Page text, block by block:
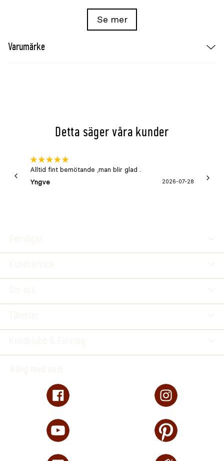
Gravdekoration
Skyddat utomhusSe mer
Varumärke
Detta säger våra kunder
Alltid fint bemötande ,man blir glad .
Yngve
2026-07-28